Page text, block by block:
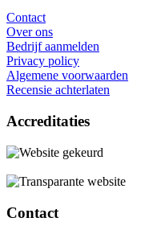
Contact
Over ons
Bedrijf aanmelden
Privacy policy
Algemene voorwaarden
Recensie achterlaten
Accreditaties
Contact